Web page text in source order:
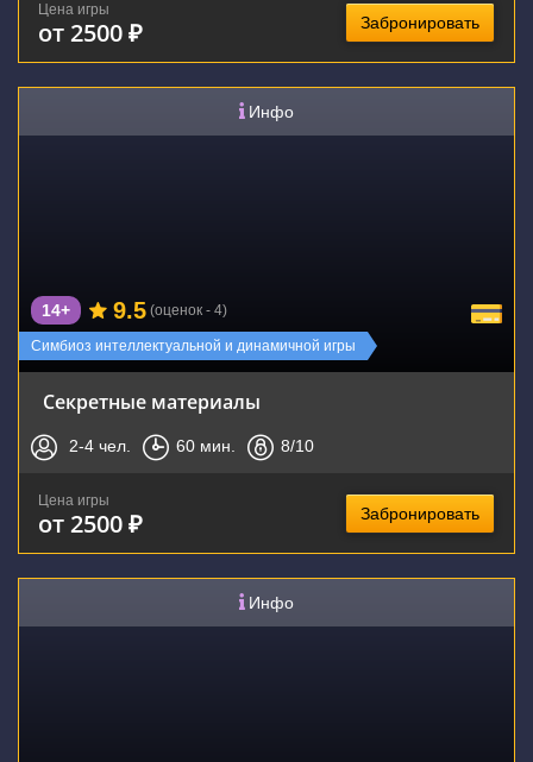
Цена игры
от 2500 ₽ Забронировать
Инфо
Симбиоз интеллектуальной и динамичной игры
14+ 9.5 (оценок - 4)
Секретные материалы
2-4 чел. 60 мин. 8/10
Цена игры
от 2500 ₽ Забронировать
Инфо